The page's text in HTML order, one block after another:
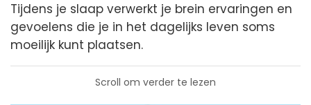
Tijdens je slaap verwerkt je brein ervaringen en
gevoelens die je in het dagelijks leven soms
moeilijk kunt plaatsen.
Scroll om verder te lezen